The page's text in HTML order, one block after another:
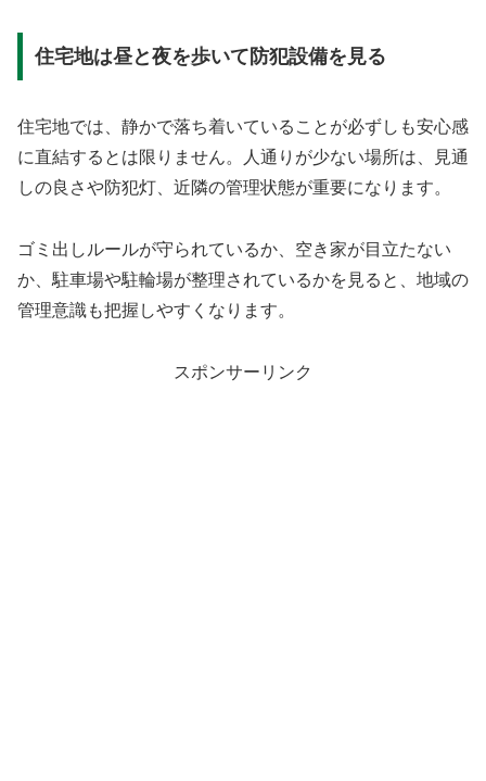
住宅地は昼と夜を歩いて防犯設備を見る
住宅地では、静かで落ち着いていることが必ずしも安心感
に直結するとは限りません。人通りが少ない場所は、見通
しの良さや防犯灯、近隣の管理状態が重要になります。
ゴミ出しルールが守られているか、空き家が目立たない
か、駐車場や駐輪場が整理されているかを見ると、地域の
管理意識も把握しやすくなります。
スポンサーリンク